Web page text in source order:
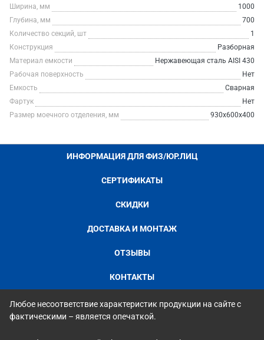
Ширина, мм
1000
Глубина, мм
700
Количество секций, шт
1
Конструкция
Разборная
Материал емкости
Нержавеющая сталь AISI 430
Рабочая поверхность
Нет
Емкость
Сварная
Фартук
Нет
Размер моечного отделения, мм
930х600х400
ИНФОРМАЦИЯ ДЛЯ ФИЗ/ЮР.ЛИЦ
СЕРТИФИКАТЫ
СКИДКИ
ДОСТАВКА И МОНТАЖ
ОТЗЫВЫ
КОНТАКТЫ
Любое несоответствие характеристик продукции на сайте с
фактическими – является опечаткой.